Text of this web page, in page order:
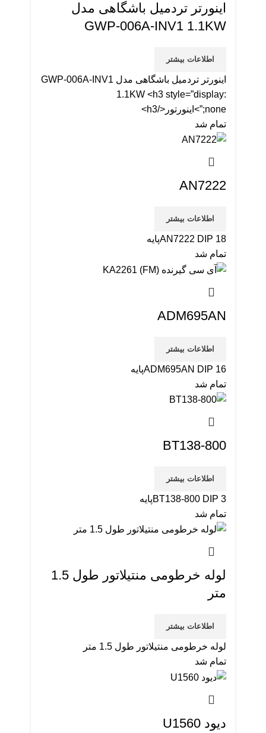
اینورتر تردمیل باشگاهی مدل
GWP-006A-INV1 1.1KW
اطلاعات بیشتر
اینورتر تردمیل باشگاهی مدل GWP-006A-INV1
1.1KW <h3 style=”display:
none;”>اینورتور</h3>
تمام شد
AN7222
اطلاعات بیشتر
AN7222 DIP 18پایه
تمام شد
ADM695AN
اطلاعات بیشتر
ADM695AN DIP 16پایه
تمام شد
BT138-800
اطلاعات بیشتر
BT138-800 DIP 3پایه
تمام شد
لوله خرطومی منتیلاتور طول 1.5
متر
اطلاعات بیشتر
لوله خرطومی منتیلاتور طول 1.5 متر
تمام شد
دیود U1560